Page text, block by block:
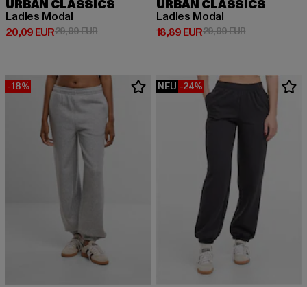
URBAN CLASSICS
Ladies Modal
20,09 EUR
Derzeitiger Preis: 20,09 EUR
29,99 EURAktionspreis: 29,99 EUR
URBAN CLASSICS
Ladies Modal
18,89 EUR
Derzeitiger Preis: 18,89 EUR
29,99 EURAktionspreis:
-18% NEU -24%